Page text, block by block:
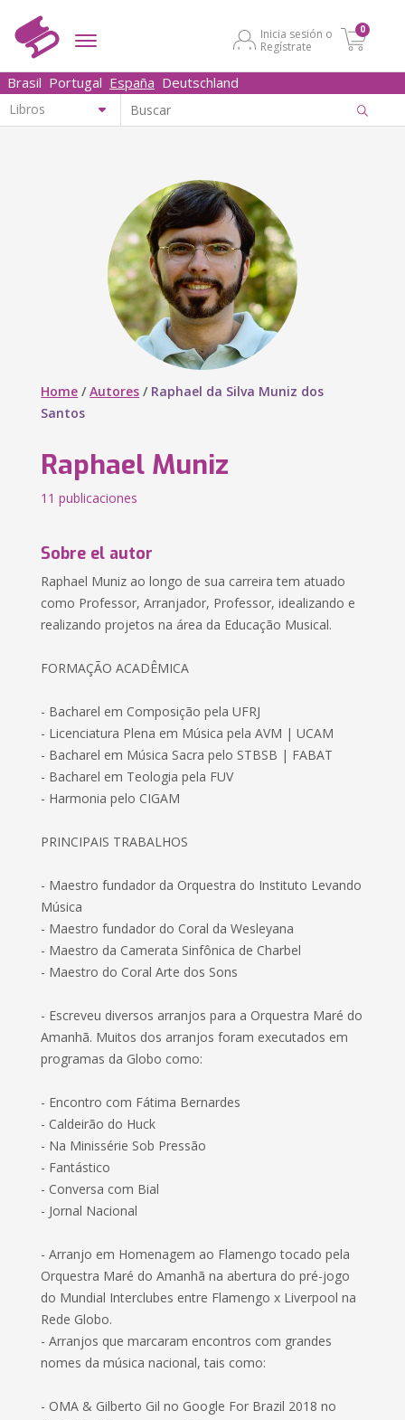
Inicia sesión o
Regístrate
0
Brasil Portugal España Deutschland
Home /Autores / Raphael da Silva Muniz dos
Santos
Raphael Muniz
11 publicaciones
Sobre el autor
Raphael Muniz ao longo de sua carreira tem atuado
como Professor, Arranjador, Professor, idealizando e
realizando projetos na área da Educação Musical.
FORMAÇÃO ACADÊMICA
- Bacharel em Composição pela UFRJ
- Licenciatura Plena em Música pela AVM | UCAM
- Bacharel em Música Sacra pelo STBSB | FABAT
- Bacharel em Teologia pela FUV
- Harmonia pelo CIGAM
PRINCIPAIS TRABALHOS
- Maestro fundador da Orquestra do Instituto Levando
Música
- Maestro fundador do Coral da Wesleyana
- Maestro da Camerata Sinfônica de Charbel
- Maestro do Coral Arte dos Sons
- Escreveu diversos arranjos para a Orquestra Maré do
Amanhã. Muitos dos arranjos foram executados em
programas da Globo como:
- Encontro com Fátima Bernardes
- Caldeirão do Huck
- Na Minissérie Sob Pressão
- Fantástico
- Conversa com Bial
- Jornal Nacional
- Arranjo em Homenagem ao Flamengo tocado pela
Orquestra Maré do Amanhã na abertura do pré-jogo
do Mundial Interclubes entre Flamengo x Liverpool na
Rede Globo.
- Arranjos que marcaram encontros com grandes
nomes da música nacional, tais como:
- OMA & Gilberto Gil no Google For Brazil 2018 no